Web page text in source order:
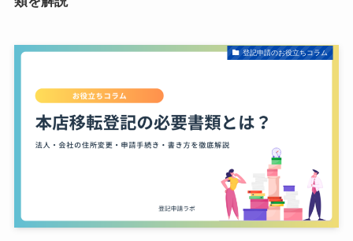
登記申請のお役立ちコラム